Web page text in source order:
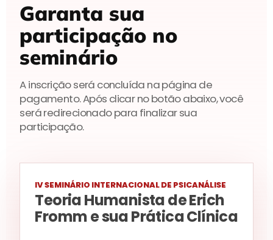
Garanta sua
participação no
seminário
A inscrição será concluída na página de
pagamento. Após clicar no botão abaixo, você
será redirecionado para finalizar sua
participação.
IV SEMINÁRIO INTERNACIONAL DE PSICANÁLISE
Teoria Humanista de Erich
Fromm e sua Prática Clínica